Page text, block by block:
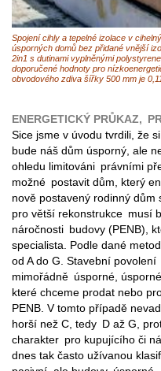
Spojení cihly a tepelné izolace v
úsporných domů bez přidané vnější
2in1 s dutinami vyplněnými
doporučené hodnoty pro
obvodového zdiva šířky 500 mm je
ENERGETICKÝ PRŮKAZ,
Sice jsme v úvodu tvrdili, že
bude náš dům úsporný, ale
ohledu limitováni právními
možné postavit dům, který
nově postavený rodinný
pro větší rekonstrukce musí
náročnosti budovy (PENB),
specialista. Podle dané
od A do G. Stavební
mimořádně úsporné,
které chceme prodat nebo
PENB. V tomto případě
horší než C, tedy D až G,
charakter pro kupujícího či
dnes tak často užívanou